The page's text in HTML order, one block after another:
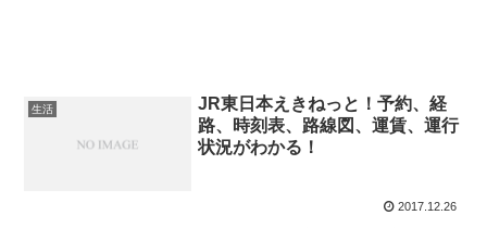
生活
JR東日本えきねっと！予約、経
路、時刻表、路線図、運賃、運行
状況がわかる！
2017.12.26